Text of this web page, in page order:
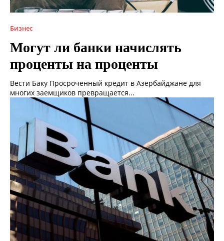
Бизнес
Могут ли банки начислять
проценты на проценты
Вести Баку Просроченный кредит в Азербайджане для
многих заемщиков превращается...